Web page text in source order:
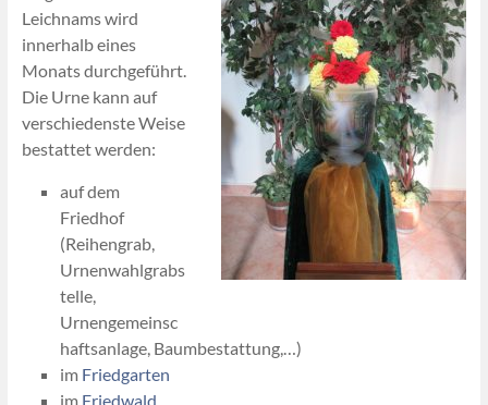
Leichnams wird
innerhalb eines
Monats durchgeführt.
Die Urne kann auf
verschiedenste Weise
bestattet werden:
auf dem
Friedhof
(Reihengrab,
Urnenwahlgrabs
telle,
Urnengemeinsc
haftsanlage, Baumbestattung,…)
im Friedgarten
im Friedwald